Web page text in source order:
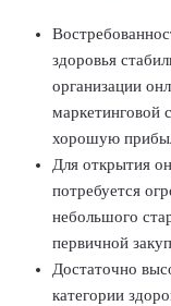
здоровья
организации
маркетинговой
хорошую
Для открытия
потребуется
небольшого
первичной
Достаточно
категории